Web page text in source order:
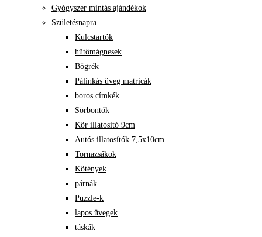
Gyógyszer mintás ajándékok
Születésnapra
Kulcstartók
hűtőmágnesek
Bögrék
Pálinkás üveg matricák
boros címkék
Sörbontók
Kör illatositó 9cm
Autós illatosítók 7,5x10cm
Tornazsákok
Kötények
párnák
Puzzle-k
lapos üvegek
táskák